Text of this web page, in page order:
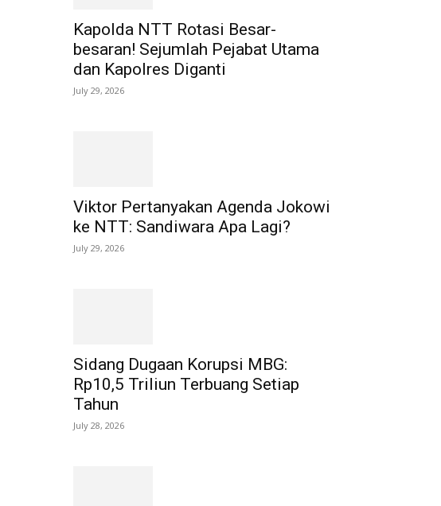
Kapolda NTT Rotasi Besar-
besaran! Sejumlah Pejabat Utama
dan Kapolres Diganti
July 29, 2026
Viktor Pertanyakan Agenda Jokowi
ke NTT: Sandiwara Apa Lagi?
July 29, 2026
Sidang Dugaan Korupsi MBG:
Rp10,5 Triliun Terbuang Setiap
Tahun
July 28, 2026